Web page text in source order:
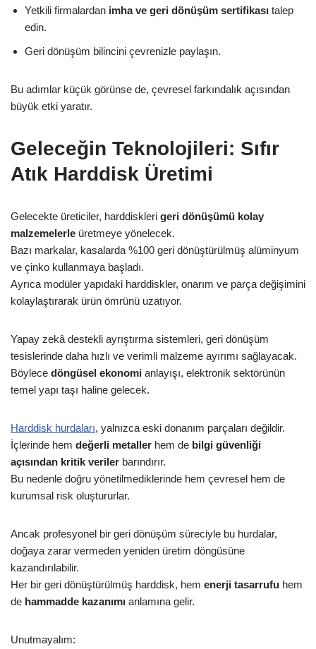
Yetkili firmalardan imha ve geri dönüşüm sertifikası talep
edin.
Geri dönüşüm bilincini çevrenizle paylaşın.
Bu adımlar küçük görünse de, çevresel farkındalık açısından
büyük etki yaratır.
Geleceğin Teknolojileri: Sıfır
Atık Harddisk Üretimi
Gelecekte üreticiler, harddiskleri geri dönüşümü kolay
malzemelerle üretmeye yönelecek.
Bazı markalar, kasalarda %100 geri dönüştürülmüş alüminyum
ve çinko kullanmaya başladı.
Ayrıca modüler yapıdaki harddiskler, onarım ve parça değişimini
kolaylaştırarak ürün ömrünü uzatıyor.
Yapay zekâ destekli ayrıştırma sistemleri, geri dönüşüm
tesislerinde daha hızlı ve verimli malzeme ayırımı sağlayacak.
Böylece döngüsel ekonomi anlayışı, elektronik sektörünün
temel yapı taşı haline gelecek.
Harddisk hurdaları, yalnızca eski donanım parçaları değildir.
İçlerinde hem değerli metaller hem de bilgi güvenliği
açısından kritik veriler barındırır.
Bu nedenle doğru yönetilmediklerinde hem çevresel hem de
kurumsal risk oluştururlar.
Ancak profesyonel bir geri dönüşüm süreciyle bu hurdalar,
doğaya zarar vermeden yeniden üretim döngüsüne
kazandırılabilir.
Her bir geri dönüştürülmüş harddisk, hem enerji tasarrufu hem
de hammadde kazanımı anlamına gelir.
Unutmayalım: